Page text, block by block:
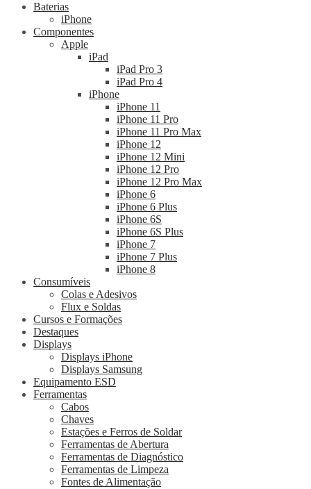
Baterias
iPhone
Componentes
Apple
iPad
iPad Pro 3
iPad Pro 4
iPhone
iPhone 11
iPhone 11 Pro
iPhone 11 Pro Max
iPhone 12
iPhone 12 Mini
iPhone 12 Pro
iPhone 12 Pro Max
iPhone 6
iPhone 6 Plus
iPhone 6S
iPhone 6S Plus
iPhone 7
iPhone 7 Plus
iPhone 8
Consumíveis
Colas e Adesivos
Flux e Soldas
Cursos e Formações
Destaques
Displays
Displays iPhone
Displays Samsung
Equipamento ESD
Ferramentas
Cabos
Chaves
Estações e Ferros de Soldar
Ferramentas de Abertura
Ferramentas de Diagnóstico
Ferramentas de Limpeza
Fontes de Alimentação